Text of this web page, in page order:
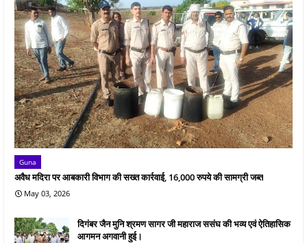
Guna
अवैध मदिरा पर आबकारी विभाग की सख्त कार्रवाई, 16,000 रुपये की सामग्री जब्त
May 03, 2026
दिगंबर जैन मुनि श्रमण सागर जी महाराज ससंघ की भव्य एवं ऐतिहासिक
आगमन अगवानी हुई।